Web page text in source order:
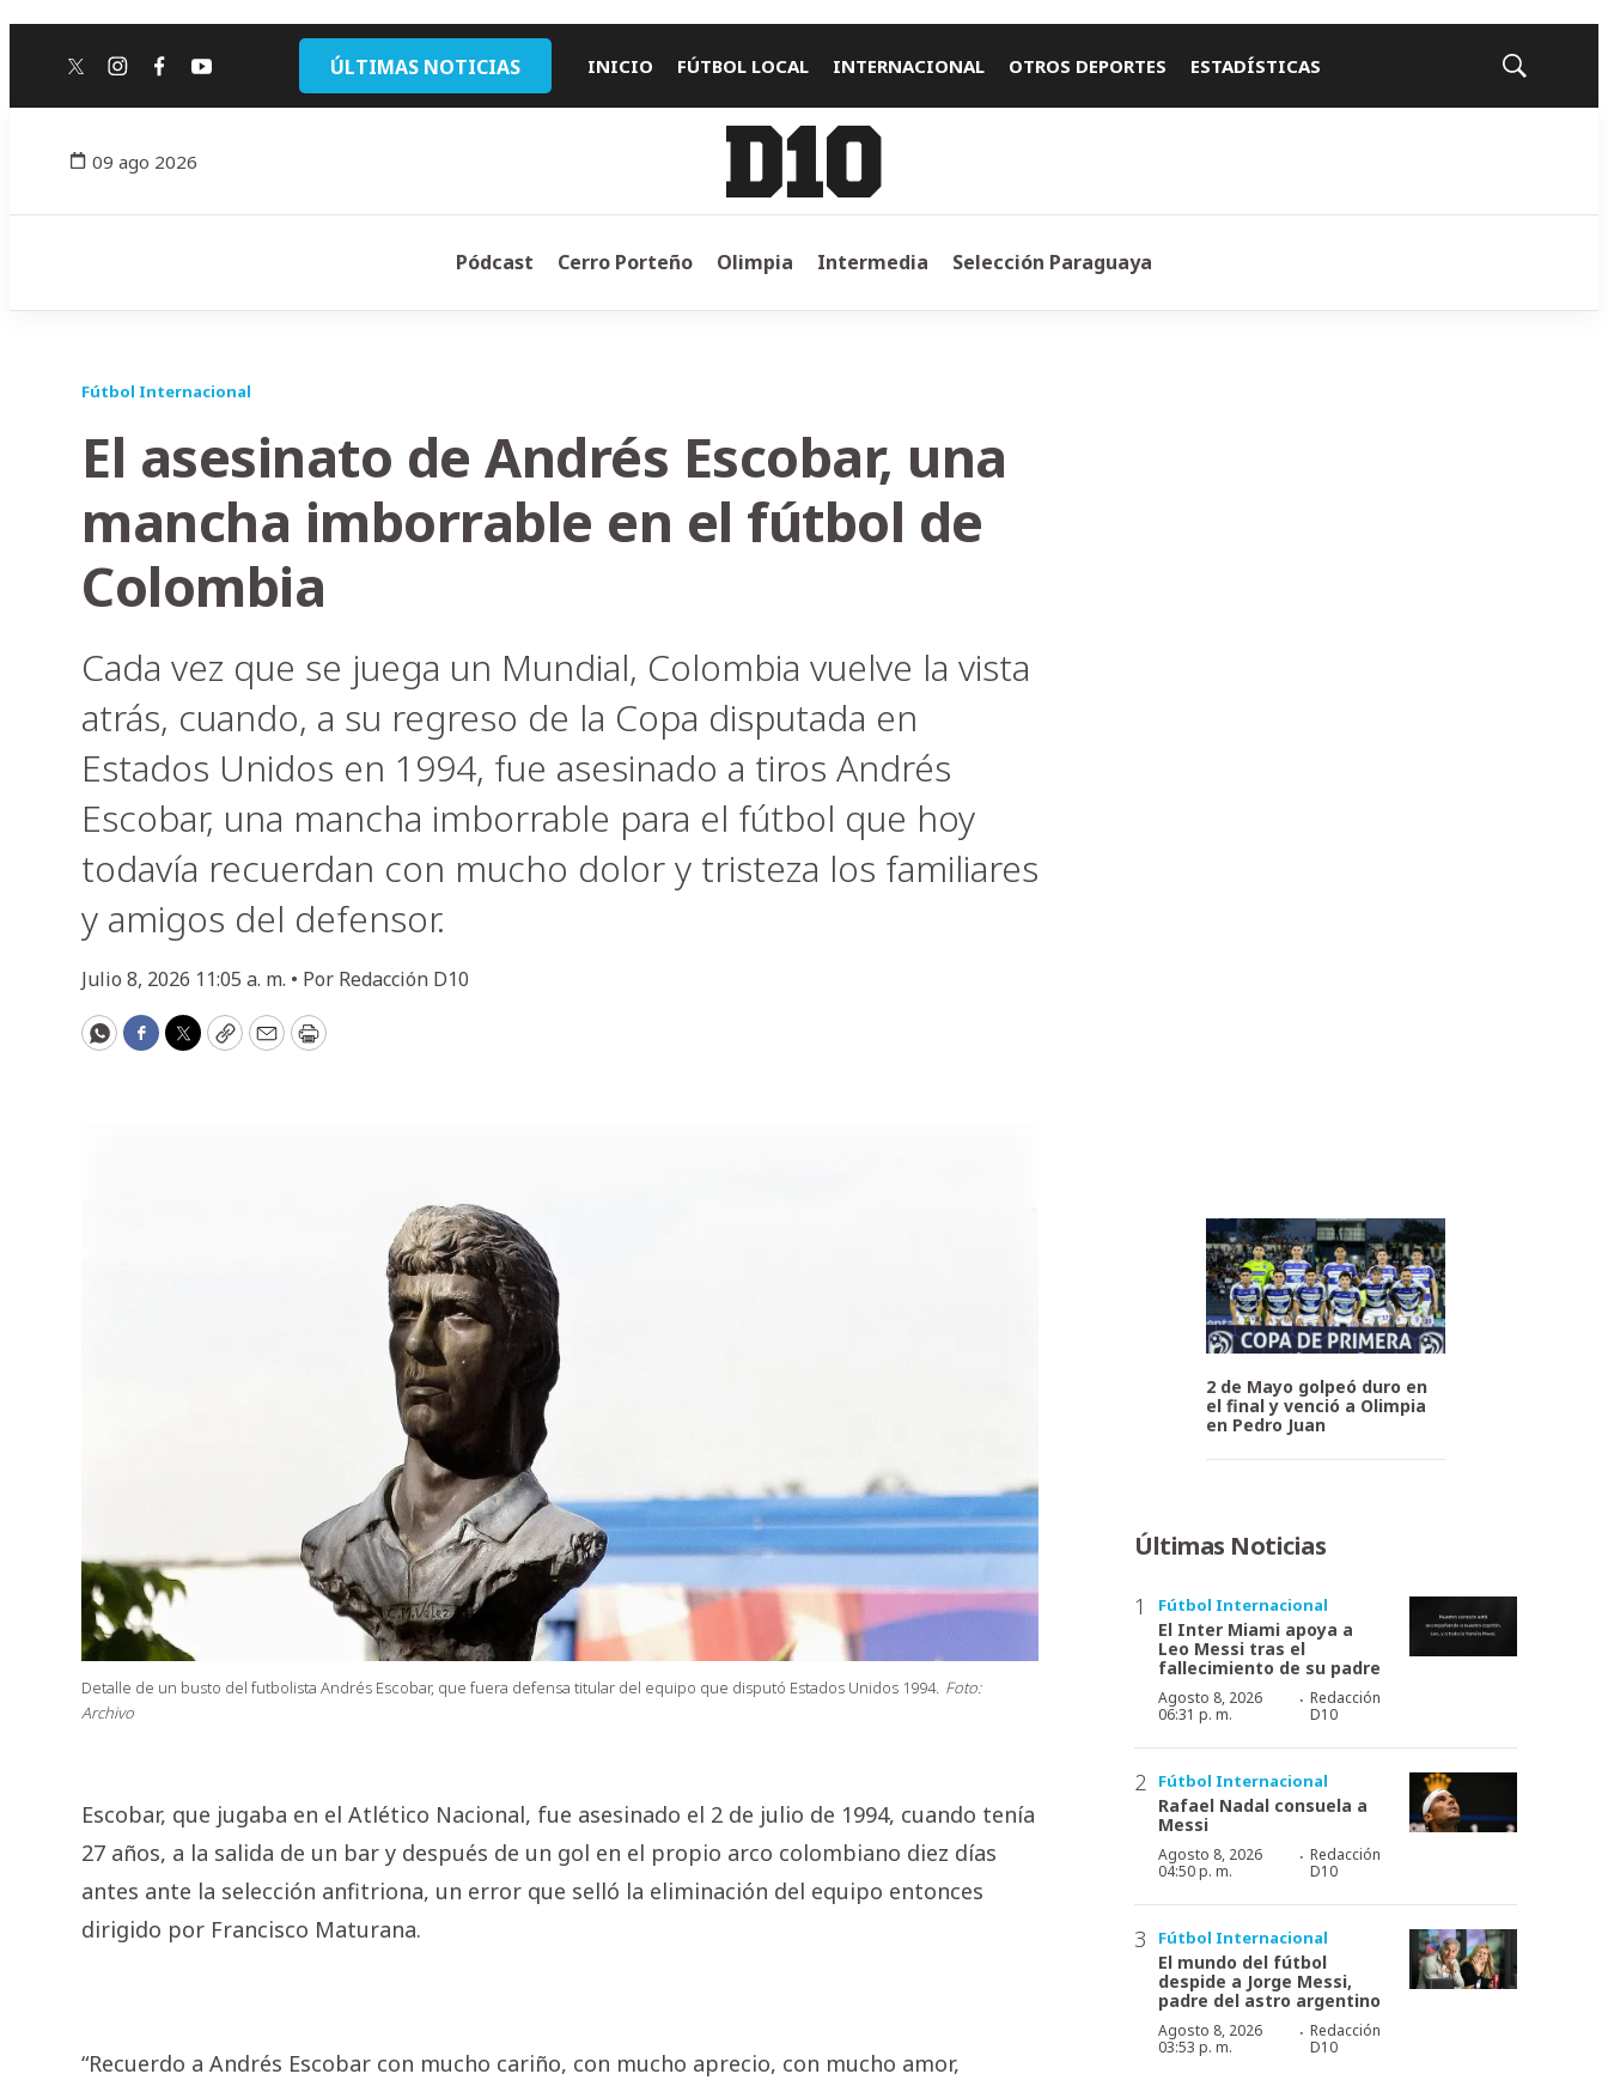
twitterinstagram
facebook
youtube ÚLTIMAS NOTICIAS INICIO FÚTBOL LOCAL INTERNACIONAL OTROS DEPORTES ESTADÍSTICAS
Mostrar
09 ago 2026
Pódcast Cerro Porteño Olimpia Intermedia Selección Paraguaya
Fútbol Internacional
El asesinato de Andrés Escobar, una
mancha imborrable en el fútbol de
Colombia
Cada vez que se juega un Mundial, Colombia vuelve la vista
atrás, cuando, a su regreso de la Copa disputada en
Estados Unidos en 1994, fue asesinado a tiros Andrés
Escobar, una mancha imborrable para el fútbol que hoy
todavía recuerdan con mucho dolor y tristeza los familiares
y amigos del defensor.
Julio 8, 2026 11:05 a. m. • Por Redacción D10
WhatsApp
Facebook
Twitter
CopyEmailPrint
Detalle de un busto del futbolista Andrés Escobar, que fuera defensa titular del equipo que disputó Estados Unidos 1994. Foto:
Archivo
Escobar, que jugaba en el Atlético Nacional, fue asesinado el 2 de julio de 1994, cuando tenía
27 años, a la salida de un bar y después de un gol en el propio arco colombiano diez días
antes ante la selección anfitriona, un error que selló la eliminación del equipo entonces
dirigido por Francisco Maturana.
“Recuerdo a Andrés Escobar con mucho cariño, con mucho aprecio, con mucho amor,
2 de Mayo golpeó duro en
el final y venció a Olimpia
en Pedro Juan
Últimas Noticias
Fútbol Internacional
El Inter Miami apoya a
Leo Messi tras el
fallecimiento de su padre
Agosto 8, 2026
06:31 p. m.
· Redacción
D10
Fútbol Internacional
Rafael Nadal consuela a
Messi
Agosto 8, 2026
04:50 p. m.
· Redacción
D10
Fútbol Internacional
El mundo del fútbol
despide a Jorge Messi,
padre del astro argentino
Agosto 8, 2026
03:53 p. m.
· Redacción
D10